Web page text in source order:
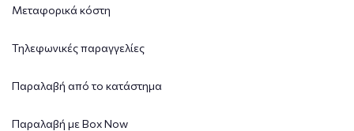
Μεταφορικά κόστη
Τηλεφωνικές παραγγελίες
Παραλαβή από το κατάστημα
Παραλαβή με Box Now